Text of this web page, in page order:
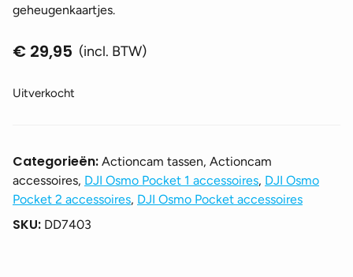
geheugenkaartjes.
€ 29,95 (incl. BTW)
Uitverkocht
Categorieën: Actioncam tassen, Actioncam
accessoires, DJI Osmo Pocket 1 accessoires, DJI Osmo
Pocket 2 accessoires, DJI Osmo Pocket accessoires
SKU: DD7403